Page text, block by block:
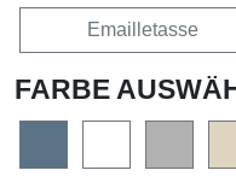
Emailletasse
FARBE